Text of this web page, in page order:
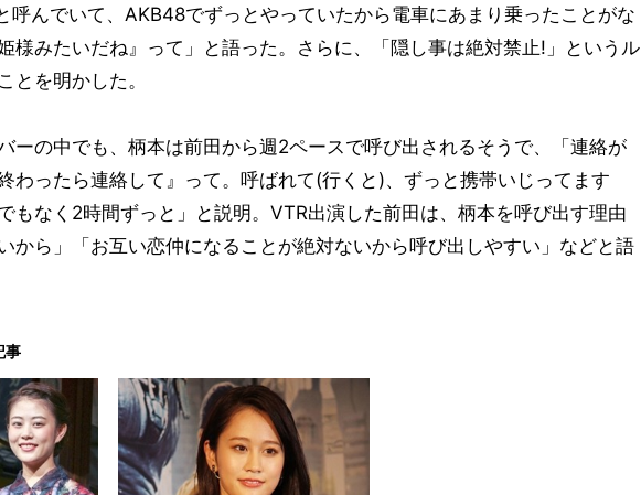
呼んでいて、AKB48でずっとやっていたから電車にあまり乗ったことがな
様みたいだね』って」と語った。さらに、「隠し事は絶対禁止!」というル
とを明かした。
ーの中でも、柄本は前田から週2ペースで呼び出されるそうで、「連絡が
わったら連絡して』って。呼ばれて(行くと)、ずっと携帯いじってます
もなく2時間ずっと」と説明。VTR出演した前田は、柄本を呼び出す理由
から」「お互い恋仲になることが絶対ないから呼び出しやすい」などと語
事